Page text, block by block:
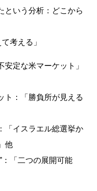
という分析：どこから
考える」
定な米マーケット」
：「勝負所が見える
「イスラエル総選挙か
他
「二つの展開可能